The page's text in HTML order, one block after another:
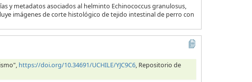
y metadatos asociados al helminto Echinococcus granulosus,
imágenes de corte histológico de tejido intestinal de perro con
https://doi.org/10.34691/UCHILE/YJC9C6, Repositorio de